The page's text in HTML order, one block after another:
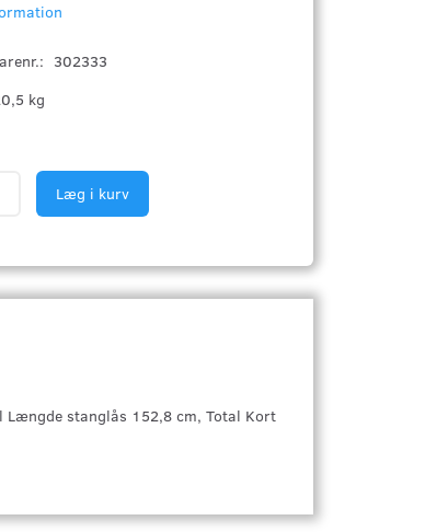
302333
kg
Læg i kurv
Længde stanglås 152,8 cm, Total Kort